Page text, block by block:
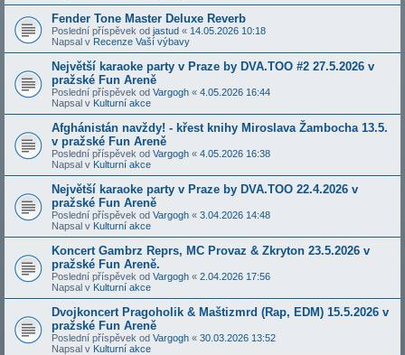
Fender Tone Master Deluxe Reverb
Poslední příspěvek od jastud « 14.05.2026 10:18
Napsal v Recenze Vaší výbavy
Největší karaoke party v Praze by DVA.TOO #2 27.5.2026 v
pražské Fun Areně
Poslední příspěvek od Vargogh « 4.05.2026 16:44
Napsal v Kulturní akce
Afghánistán navždy! - křest knihy Miroslava Žambocha 13.5.
v pražské Fun Areně
Poslední příspěvek od Vargogh « 4.05.2026 16:38
Napsal v Kulturní akce
Největší karaoke party v Praze by DVA.TOO 22.4.2026 v
pražské Fun Areně
Poslední příspěvek od Vargogh « 3.04.2026 14:48
Napsal v Kulturní akce
Koncert Gambrz Reprs, MC Provaz & Zkryton 23.5.2026 v
pražské Fun Areně.
Poslední příspěvek od Vargogh « 2.04.2026 17:56
Napsal v Kulturní akce
Dvojkoncert Pragoholik & Maštizmrd (Rap, EDM) 15.5.2026 v
pražské Fun Areně
Poslední příspěvek od Vargogh « 30.03.2026 13:52
Napsal v Kulturní akce